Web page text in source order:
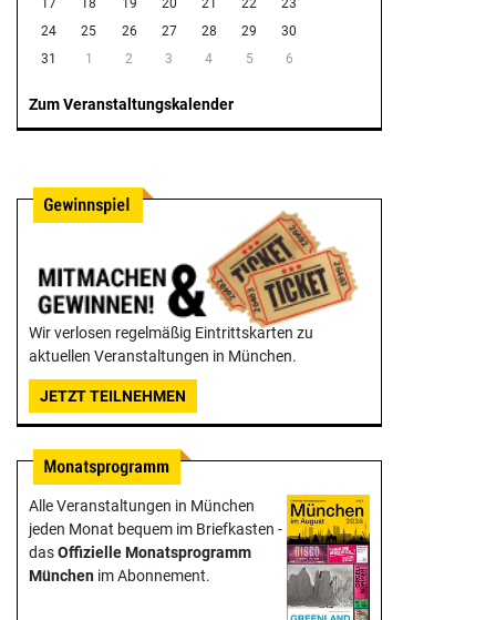
17
18 19 20 21 22
23
24
25 26 27 28 29
30
31
1 2 3 4 5 6
Zum Veranstaltungskalender
Wir verlosen regelmäßig Eintrittskarten zu
aktuellen Veranstaltungen in München.
JETZT TEILNEHMEN
Alle Veranstaltungen in München
jeden Monat bequem im Briefkasten -
dasOffizielle Monats­programm
München im Abonnement.